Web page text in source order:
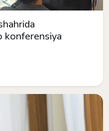
konferensiya